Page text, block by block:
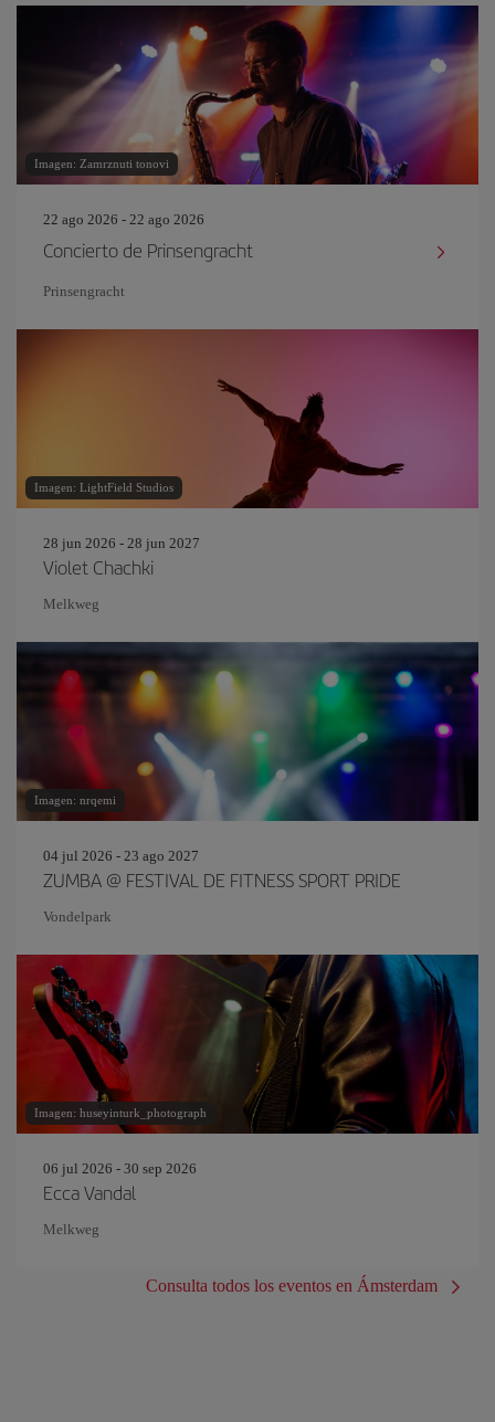
Imagen: Zamrznuti tonovi
22 ago 2026 - 22 ago 2026
Concierto de Prinsengracht
Prinsengracht
Imagen: LightField Studios
28 jun 2026 - 28 jun 2027
Violet Chachki
Melkweg
Imagen: nrqemi
04 jul 2026 - 23 ago 2027
ZUMBA @ FESTIVAL DE FITNESS SPORT PRIDE
Vondelpark
Imagen: huseyinturk_photograph
06 jul 2026 - 30 sep 2026
Ecca Vandal
Melkweg
Consulta todos los eventos en Ámsterdam